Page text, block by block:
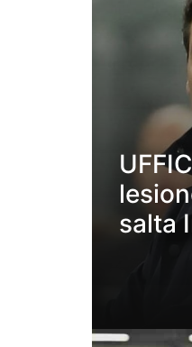
salta